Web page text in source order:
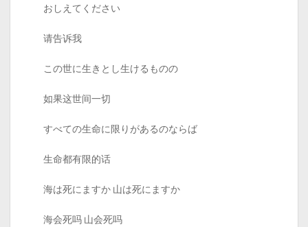
おしえてください
请告诉我
この世に生きとし生けるものの
如果这世间一切
すべての生命に限りがあるのならば
生命都有限的话
海は死にますか 山は死にますか
海会死吗 山会死吗